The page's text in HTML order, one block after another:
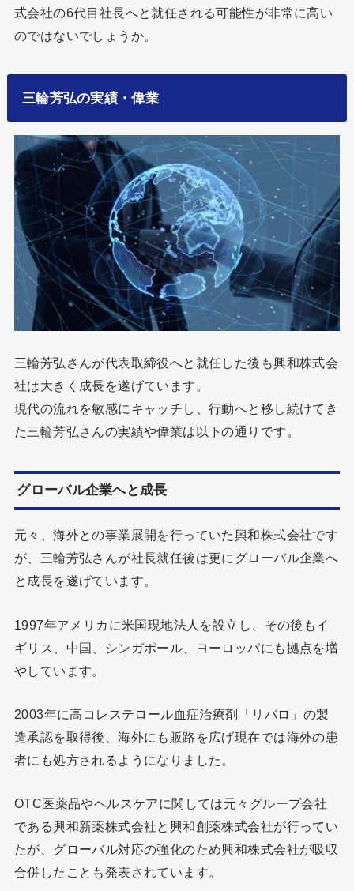
式会社の6代目社長へと就任される可能性が非常に高い
のではないでしょうか。
三輪芳弘の実績・偉業
三輪芳弘さんが代表取締役へと就任した後も興和株式会
社は大きく成長を遂げています。
現代の流れを敏感にキャッチし、行動へと移し続けてき
た三輪芳弘さんの実績や偉業は以下の通りです。
グローバル企業へと成長
元々、海外との事業展開を行っていた興和株式会社です
が、三輪芳弘さんが社長就任後は更にグローバル企業へ
と成長を遂げています。
1997年アメリカに米国現地法人を設立し、その後もイ
ギリス、中国、シンガポール、ヨーロッパにも拠点を増
やしています。
2003年に高コレステロール血症治療剤「リバロ」の製
造承認を取得後、海外にも販路を広げ現在では海外の患
者にも処方されるようになりました。
OTC医薬品やヘルスケアに関しては元々グループ会社
である興和新薬株式会社と興和創薬株式会社が行ってい
たが、グローバル対応の強化のため興和株式会社が吸収
合併したことも発表されています。